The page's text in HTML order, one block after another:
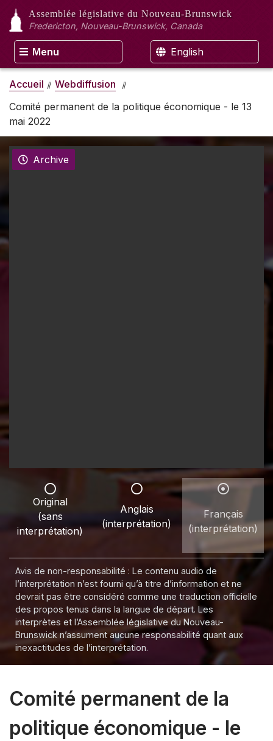
Assemblée législative du Nouveau-Brunswick
Fredericton, Nouveau-Brunswick, Canada
Menu English
Accueil
Webdiffusion
Comité permanent de la politique économique - le 13
mai 2022
Archive
Original
(sans
interprétation)
Anglais
(interprétation)
Français
(interprétation)
Avis de non-responsabilité : Le contenu audio de
l’interprétation n’est fourni qu’à titre d’information et ne
devrait pas être considéré comme une traduction officielle
des propos tenus dans la langue de départ. Les
interprètes et l’Assemblée législative du Nouveau-
Brunswick n’assument aucune responsabilité quant aux
inexactitudes de l’interprétation.
Comité permanent de la
politique économique - le